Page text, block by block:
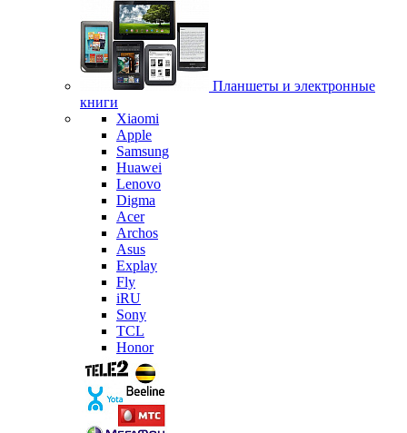
Планшеты и электронные
книги
Xiaomi
Apple
Samsung
Huawei
Lenovo
Digma
Acer
Archos
Asus
Explay
Fly
iRU
Sony
TCL
Honor